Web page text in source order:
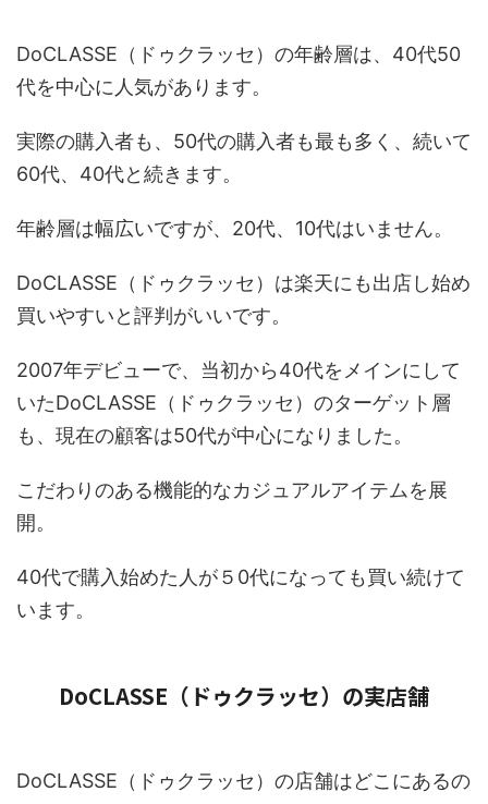
DoCLASSE（ドゥクラッセ）の年齢層は、40代50
代を中心に人気があります。
実際の購入者も、50代の購入者も最も多く、続いて
60代、40代と続きます。
年齢層は幅広いですが、20代、10代はいません。
DoCLASSE（ドゥクラッセ）は楽天にも出店し始め
買いやすいと評判がいいです。
2007年デビューで、当初から40代をメインにして
いたDoCLASSE（ドゥクラッセ）のターゲット層
も、現在の顧客は50代が中心になりました。
こだわりのある機能的なカジュアルアイテムを展
開。
40代で購入始めた人が５0代になっても買い続けて
います。
DoCLASSE（ドゥクラッセ）の実店舗
DoCLASSE（ドゥクラッセ）の店舗はどこにあるの